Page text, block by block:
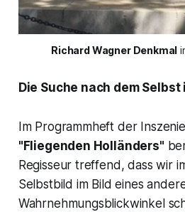
Richard Wagner Denkmal
Die Suche nach dem
Im Programmheft der
"Fliegenden Holländers"
Regisseur treffend, dass wir
Selbstbild im Bild eines
Wahrnehmungsblickwinkel